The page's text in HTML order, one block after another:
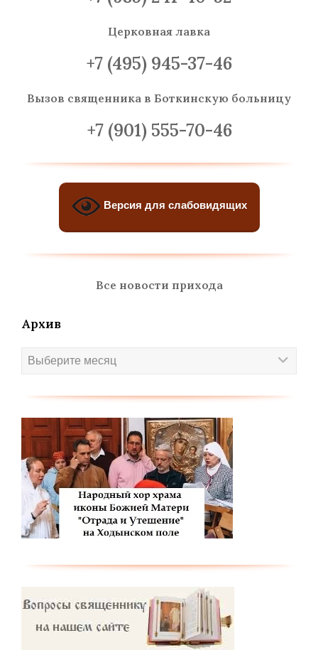
Церковная лавка
+7 (495) 945-37-46
Вызов священника в Боткинскую больницу
+7 (901) 555-70-46
Версия для слабовидящих
Все новости прихода
Архив
Архив